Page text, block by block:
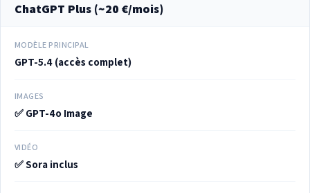
ChatGPT Plus (~20 €/mois)
MODÈLE PRINCIPAL
GPT-5.4 (accès complet)
IMAGES
✅ GPT-4o Image
VIDÉO
✅ Sora inclus